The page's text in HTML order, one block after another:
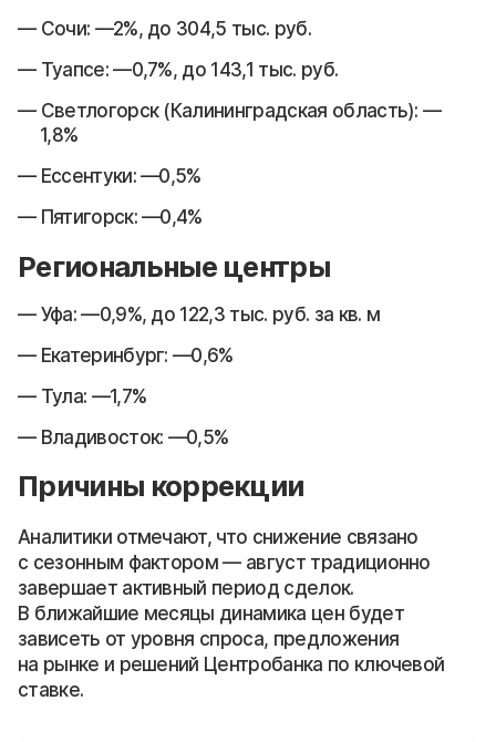
Сочи: —2%, до 304,5 тыс. руб.
Туапсе: —0,7%, до 143,1 тыс. руб.
Светлогорск (Калининградская область): —
1,8%
Ессентуки: —0,5%
Пятигорск: —0,4%
Региональные центры
Уфа: —0,9%, до 122,3 тыс. руб. за кв. м
Екатеринбург: —0,6%
Тула: —1,7%
Владивосток: —0,5%
Причины коррекции
Аналитики отмечают, что снижение связано
с сезонным фактором — август традиционно
завершает активный период сделок.
В ближайшие месяцы динамика цен будет
зависеть от уровня спроса, предложения
на рынке и решений Центробанка по ключевой
ставке.